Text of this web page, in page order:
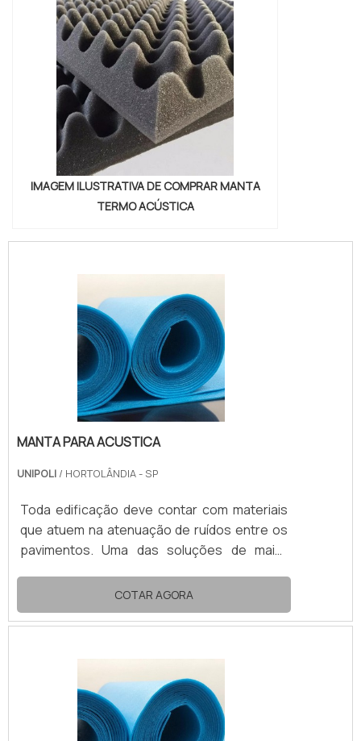
IMAGEM ILUSTRATIVA DE COMPRAR MANTA
TERMO ACÚSTICA
MANTA PARA ACUSTICA
UNIPOLI / HORTOLÂNDIA - SP
Toda edificação deve contar com materiais
que atuem na atenuação de ruídos entre os
pavimentos. Uma das soluções de maior
acustica.Composta por polietileno
expandido (EPE), a manta acustica impede a
passagem de grande parte das vibrações
separados de um mesmo prédio.VANTAGENS
DA MANTA ACUSTICA COMPOSTA EM EPEA
manta acustica é capaz de alcançar alto
COTAR AGORA